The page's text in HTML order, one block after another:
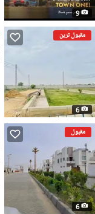
9
مقبول ترین
6
مقبول
6